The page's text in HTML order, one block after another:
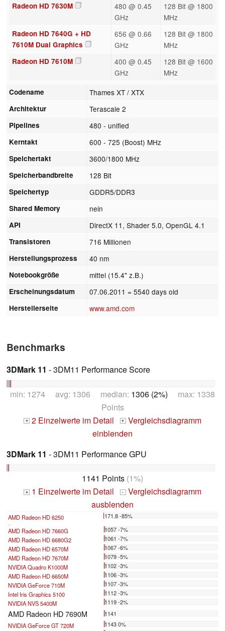
Radeon HD 7630M
480 @ 0.45
GHz
128 Bit @ 1800
MHz
Radeon HD 7640G + HD
7610M Dual Graphics
656 @ 0.66
GHz
128 Bit @ 1800
MHz
Radeon HD 7610M
400 @ 0.45
GHz
128 Bit @ 1600
MHz
Codename Thames XT / XTX
Architektur Terascale 2
Pipelines 480 - unified
Kerntakt 600 - 725 (Boost) MHz
Speichertakt 3600/1800 MHz
Speicherbandbreite 128 Bit
Speichertyp GDDR5/DDR3
Shared Memory nein
API DirectX 11, Shader 5.0, OpenGL 4.1
Transistoren 716 Millionen
Herstellungsprozess 40 nm
Notebookgröße mittel (15.4" z.B.)
Erscheinungsdatum 07.06.2011 = 5540 days old
Herstellerseite www.amd.com
Benchmarks
3DMark 11 - 3DM11 Performance Score
min: 1274 avg: 1306 median: 1306 (2%) max: 1338
Points
+ 2 Einzelwerte im Detail + Vergleichsdiagramm
einblenden
3DMark 11 - 3DM11 Performance GPU
1141 Points (1%)
+ 1 Einzelwerte im Detail - Vergleichsdiagramm
ausblenden
AMD Radeon HD 6250 171.8 -85%
...
AMD Radeon HD 7660G
1057 -7%
AMD Radeon HD 6680G2
1061 -7%
AMD Radeon HD 6570M
1067 -6%
AMD Radeon HD 7670M
1079 -5%
NVIDIA Quadro K1000M
1102 -3%
AMD Radeon HD 6650M
1106 -3%
NVIDIA GeForce 710M
1107 -3%
Intel Iris Graphics 5100
1112 -3%
NVIDIA NVS 5400M
1119 -2%
AMD Radeon HD 7690M
1141
NVIDIA GeForce GT 720M
1143 0%